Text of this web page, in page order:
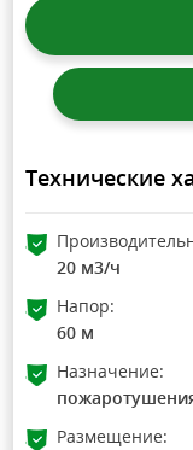
Технические
20 м3/ч
Напор:
60 м
Назначение:
Размещение: